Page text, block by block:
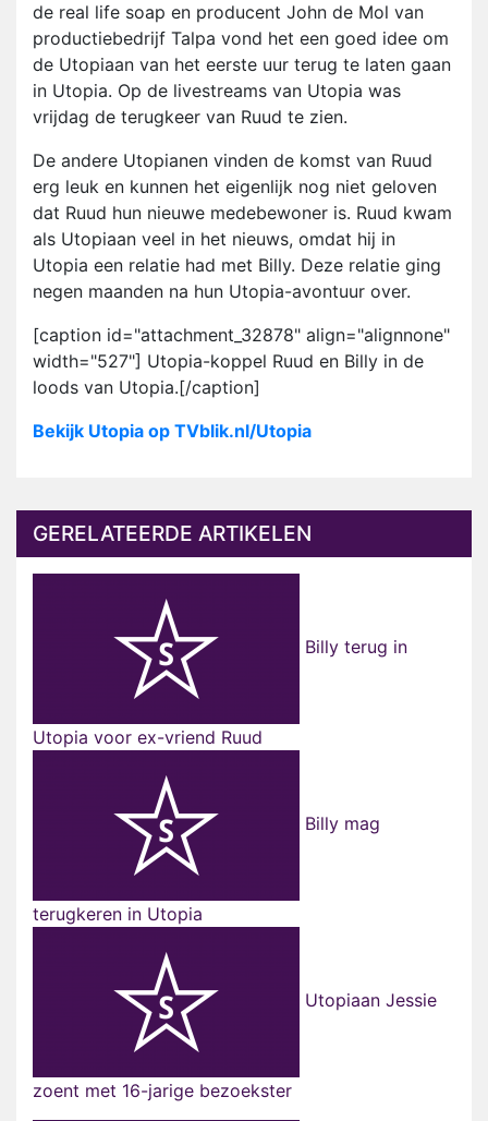
de real life soap en producent John de Mol van
productiebedrijf Talpa vond het een goed idee om
de Utopiaan van het eerste uur terug te laten gaan
in Utopia. Op de livestreams van Utopia was
vrijdag de terugkeer van Ruud te zien.
De andere Utopianen vinden de komst van Ruud
erg leuk en kunnen het eigenlijk nog niet geloven
dat Ruud hun nieuwe medebewoner is. Ruud kwam
als Utopiaan veel in het nieuws, omdat hij in
Utopia een relatie had met Billy. Deze relatie ging
negen maanden na hun Utopia-avontuur over.
[caption id="attachment_32878" align="alignnone"
width="527"] Utopia-koppel Ruud en Billy in de
loods van Utopia.[/caption]
Bekijk Utopia op TVblik.nl/Utopia
GERELATEERDE ARTIKELEN
Billy terug in
Utopia voor ex-vriend Ruud
Billy mag
terugkeren in Utopia
Utopiaan Jessie
zoent met 16-jarige bezoekster